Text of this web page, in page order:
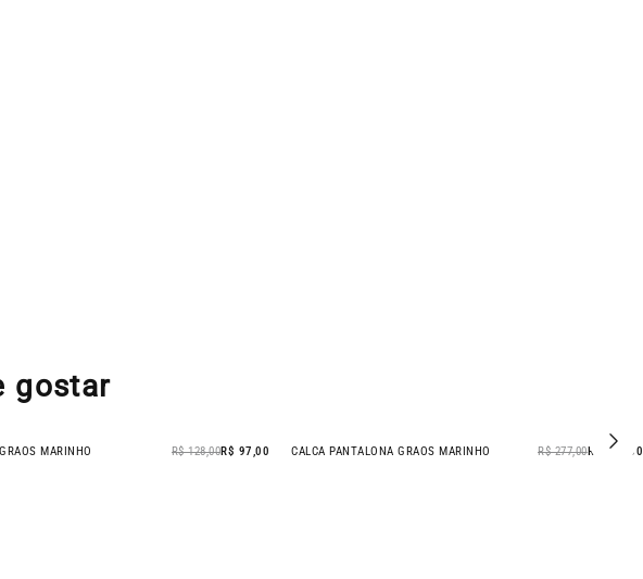
gostar
MARINHO R$ 577,00R$ 287,00 - 24% OFF
BLUSA MANGA GRAOS MARINHO R$ 128,00 R$